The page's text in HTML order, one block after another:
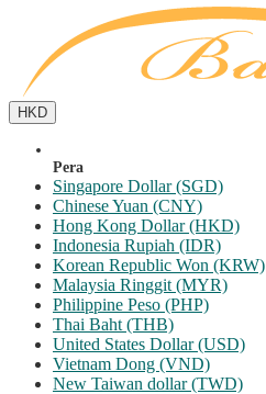
HKD
Pera
Singapore Dollar (SGD)
Chinese Yuan (CNY)
Hong Kong Dollar (HKD)
Indonesia Rupiah (IDR)
Korean Republic Won (KRW)
Malaysia Ringgit (MYR)
Philippine Peso (PHP)
Thai Baht (THB)
United States Dollar (USD)
Vietnam Dong (VND)
New Taiwan dollar (TWD)